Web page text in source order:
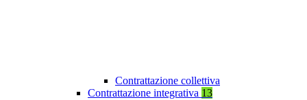
Contrattazione collettiva
Contrattazione integrativa 13